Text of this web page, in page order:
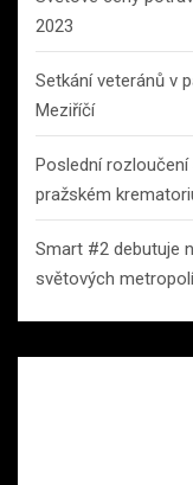
2023
Setkání veteránů v
Meziříčí
Poslední
pražském
Smart #2 debutuje
světových